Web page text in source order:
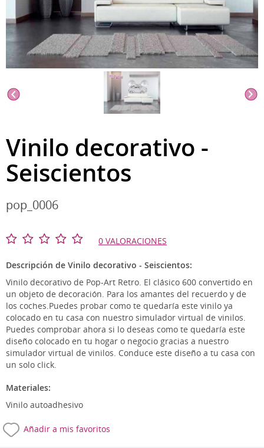
Vinilo decorativo -
Seiscientos
pop_0006
0 VALORACIONES
Descripción de Vinilo decorativo - Seiscientos:
Vinilo decorativo de Pop-Art Retro. El clásico 600 convertido en
un objeto de decoración. Para los amantes del recuerdo y de
los coches.Puedes probar como te quedaría este vinilo ya
colocado en tu casa con nuestro simulador virtual de vinilos.
Puedes comprobar ahora si lo deseas como te quedaría este
diseño colocado en tu hogar o negocio gracias a nuestro
simulador virtual de vinilos. Conduce este diseño a tu casa con
un solo click.
Materiales:
Vinilo autoadhesivo
Añadir a mis favoritos